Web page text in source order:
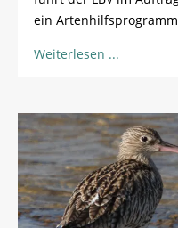
ein
Weiterlesen